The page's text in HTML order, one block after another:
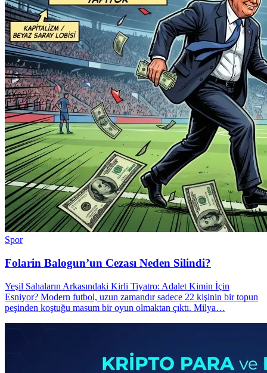
Spor
Folarin Balogun’un Cezası Neden Silindi?
Yeşil Sahaların Arkasındaki Kirli Tiyatro: Adalet Kimin İçin
Esniyor? Modern futbol, uzun zamandır sadece 22 kişinin bir topun
peşinden koştuğu masum bir oyun olmaktan çıktı. Milya…